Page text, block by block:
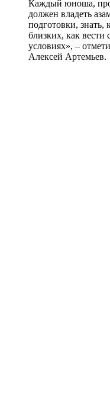
Каждый юноша,
должен владеть
подготовки, знать,
близких, как вести
условиях», –
Алексей Артемьев.